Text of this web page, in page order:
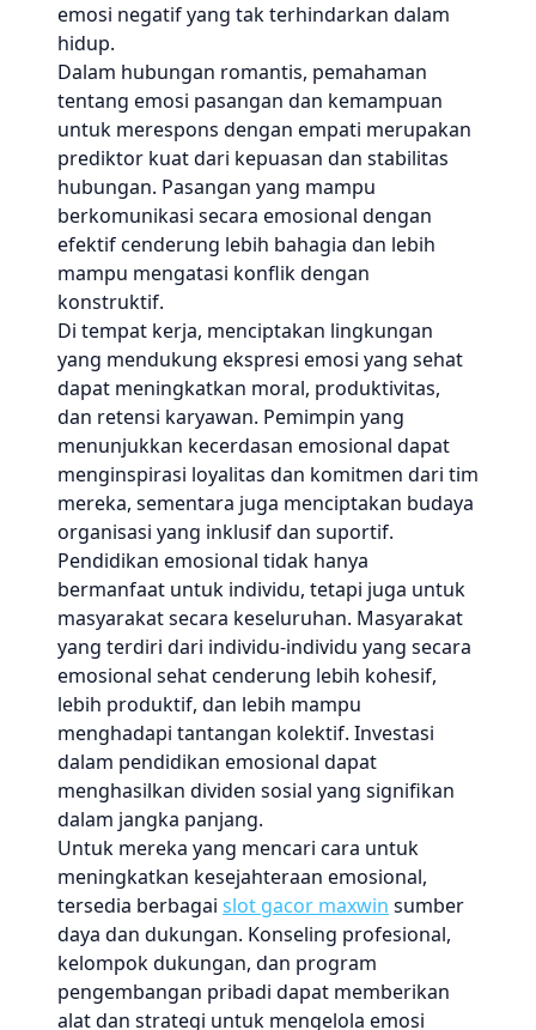
emosi negatif yang tak terhindarkan dalam
hidup.
Dalam hubungan romantis, pemahaman
tentang emosi pasangan dan kemampuan
untuk merespons dengan empati merupakan
prediktor kuat dari kepuasan dan stabilitas
hubungan. Pasangan yang mampu
berkomunikasi secara emosional dengan
efektif cenderung lebih bahagia dan lebih
mampu mengatasi konflik dengan
konstruktif.
Di tempat kerja, menciptakan lingkungan
yang mendukung ekspresi emosi yang sehat
dapat meningkatkan moral, produktivitas,
dan retensi karyawan. Pemimpin yang
menunjukkan kecerdasan emosional dapat
menginspirasi loyalitas dan komitmen dari tim
mereka, sementara juga menciptakan budaya
organisasi yang inklusif dan suportif.
Pendidikan emosional tidak hanya
bermanfaat untuk individu, tetapi juga untuk
masyarakat secara keseluruhan. Masyarakat
yang terdiri dari individu-individu yang secara
emosional sehat cenderung lebih kohesif,
lebih produktif, dan lebih mampu
menghadapi tantangan kolektif. Investasi
dalam pendidikan emosional dapat
menghasilkan dividen sosial yang signifikan
dalam jangka panjang.
Untuk mereka yang mencari cara untuk
meningkatkan kesejahteraan emosional,
tersedia berbagai slot gacor maxwin sumber
daya dan dukungan. Konseling profesional,
kelompok dukungan, dan program
pengembangan pribadi dapat memberikan
alat dan strategi untuk mengelola emosi